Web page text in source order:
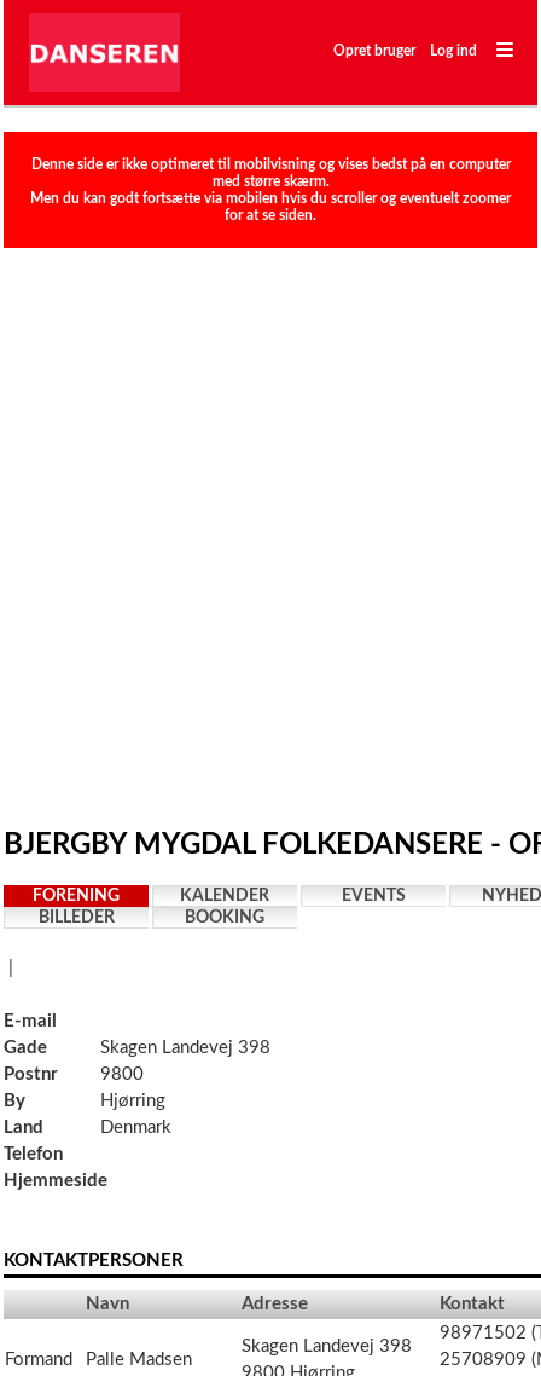
―
―
―
Opret bruger Log ind
Denne side er ikke optimeret til mobilvisning og vises bedst på en computer
med større skærm.
Men du kan godt fortsætte via mobilen hvis du scroller og eventuelt zoomer
for at se siden.
BJERGBY MYGDAL FOLKEDANSERE -
FORENING KALENDER EVENTS
BILLEDER
BOOKING
E-mail
Gade
Skagen Landevej 398
Postnr
9800
By
Hjørring
Land
Denmark
Telefon
Hjemmeside
KONTAKTPERSONER
Navn Adresse Kontakt
Formand Palle Madsen
Skagen Landevej 398
98971502
25708909